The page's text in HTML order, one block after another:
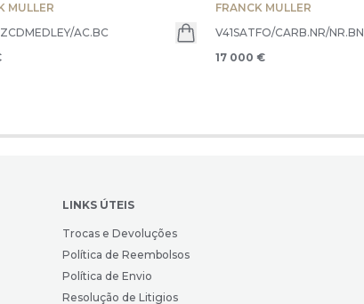
MULLER
AC.BC
FRANCK MULLER
V41SATFO/CARB.NR/NR.BN
17 000 €
LINKS ÚTEIS
Trocas e Devoluções
Política de Reembolsos
Política de Envio
Resolução de Litigios